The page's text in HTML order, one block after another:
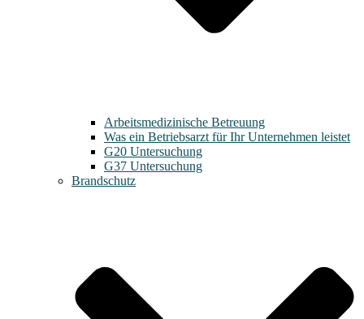
Arbeitsmedizinische Betreuung
Was ein Betriebsarzt für Ihr Unternehmen leistet
G20 Untersuchung
G37 Untersuchung
Brandschutz